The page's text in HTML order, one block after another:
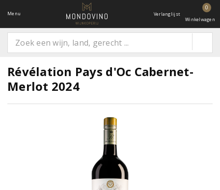
Menu Verlanglijst
0
Winkelwagen
Révélation Pays d'Oc Cabernet-
Merlot 2024